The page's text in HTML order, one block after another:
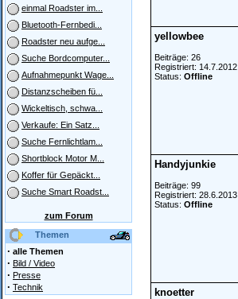
einmal Roadster im...
Bluetooth-Fernbedi...
Roadster neu aufge...
Suche Bordcomputer...
Aufnahmepunkt Wage...
Distanzscheiben fü...
Wickeltisch, schwa...
Verkaufe: Ein Satz...
Suche Fernlichtlam...
Shortblock Motor M...
Koffer für Gepäckt...
Suche Smart Roadst...
zum Forum
Themen
· alle Themen
· Bild / Video
· Presse
· Technik
yellowbee
Beiträge: 26
Registriert: 14.7.2012
Status: Offline
Handyjunkie
Beiträge: 99
Registriert: 28.6.2013
Status: Offline
knoetter